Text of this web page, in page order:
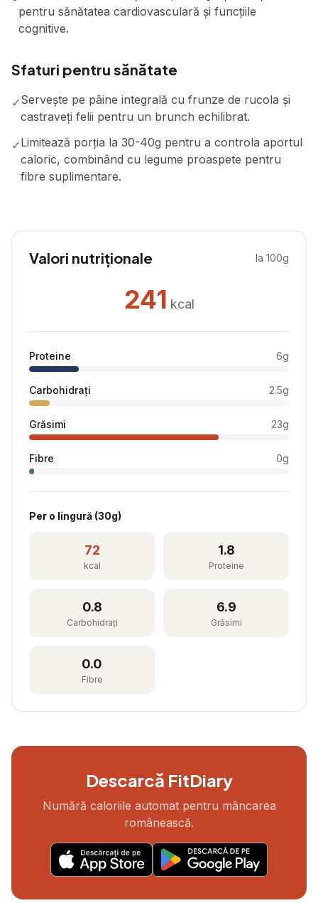
pentru sănătatea cardiovasculară și funcțiile
cognitive.
Sfaturi pentru sănătate
✓Servește pe pâine integrală cu frunze de rucola și
castraveți felii pentru un brunch echilibrat.
✓Limitează porția la 30-40g pentru a controla aportul
caloric, combinând cu legume proaspete pentru
fibre suplimentare.
Valori nutriționale la 100g
241 kcal
Proteine 6g
Carbohidrați 2.5g
Grăsimi 23g
Fibre 0g
Per o lingură (30g)
72
kcal
1.8
Proteine
0.8
Carbohidrați
6.9
Grăsimi
0.0
Fibre
Descarcă FitDiary
Numără caloriile automat pentru mâncarea
românească.